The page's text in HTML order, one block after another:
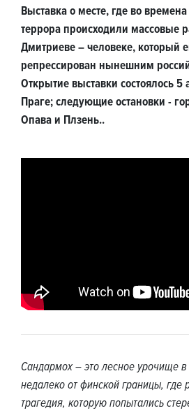
Выставка о месте, где во времена
террора происходили массовые
Дмитриеве – человеке, который
репрессирован нынешним
Открытие выставки состоялось 5
Праге; следующие остановки -
Опава и Плзень..
Сандармох – это лесное урочище в
недалеко от финской границы, где
трагедия, которую попытались